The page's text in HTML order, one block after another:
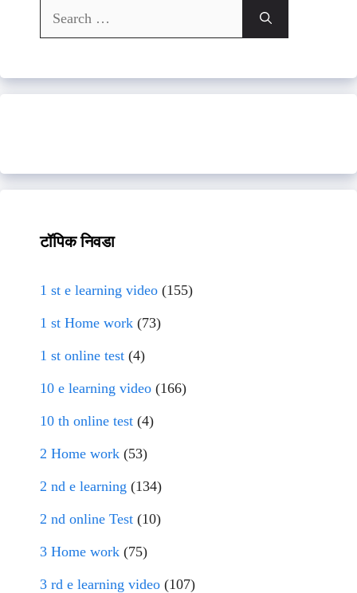
Search
for:
टॉपिक निवडा
1 st e learning video (155)
1 st Home work (73)
1 st online test (4)
10 e learning video (166)
10 th online test (4)
2 Home work (53)
2 nd e learning (134)
2 nd online Test (10)
3 Home work (75)
3 rd e learning video (107)